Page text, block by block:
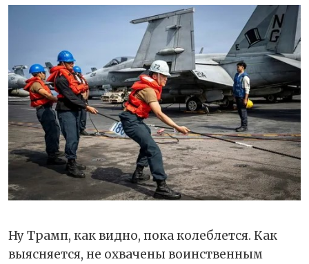
Ну Трамп, как видно, пока колеблется. Как
выясняется, не охвачены воинственным